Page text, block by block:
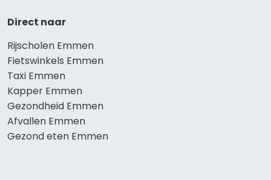
Direct naar
Rijscholen Emmen
Fietswinkels Emmen
Taxi Emmen
Kapper Emmen
Gezondheid Emmen
Afvallen Emmen
Gezond eten Emmen